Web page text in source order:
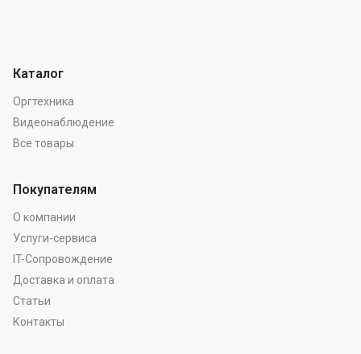
Каталог
Оргтехника
Видеонаблюдение
Все товары
Покупателям
О компании
Услуги-сервиса
IT-Сопровождение
Доставка и оплата
Статьи
Контакты